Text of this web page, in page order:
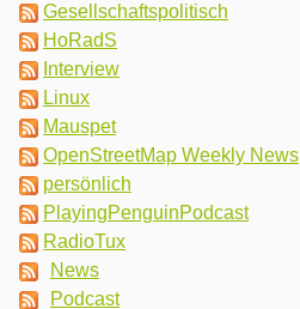
Gesellschaftspolitisch
HoRadS
Interview
Linux
Mauspet
OpenStreetMap Weekly News
persönlich
PlayingPenguinPodcast
RadioTux
News
Podcast